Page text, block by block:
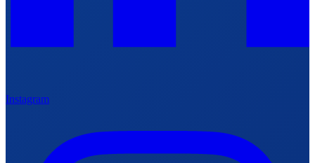
Instagram